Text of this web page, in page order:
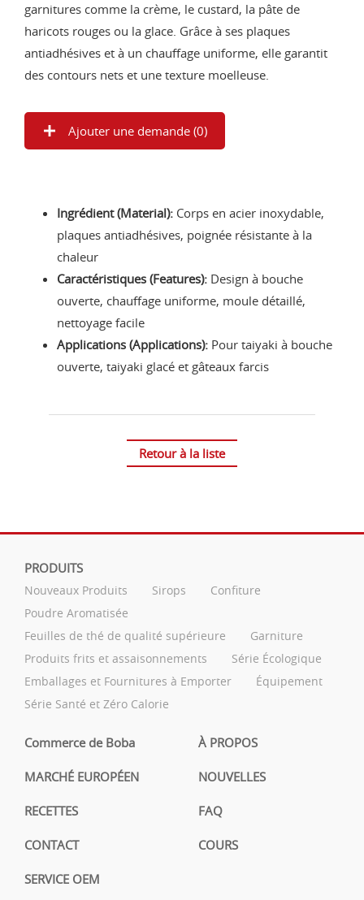
garnitures comme la crème, le custard, la pâte de
haricots rouges ou la glace. Grâce à ses plaques
antiadhésives et à un chauffage uniforme, elle garantit
des contours nets et une texture moelleuse.
Ajouter une demande (0)
Ingrédient (Material): Corps en acier inoxydable,
plaques antiadhésives, poignée résistante à la
chaleur
Caractéristiques (Features): Design à bouche
ouverte, chauffage uniforme, moule détaillé,
nettoyage facile
Applications (Applications): Pour taiyaki à bouche
ouverte, taiyaki glacé et gâteaux farcis
Retour à la liste
PRODUITS
Nouveaux Produits Sirops
Confiture
Poudre Aromatisée
Feuilles de thé de qualité supérieure
Garniture
Produits frits et assaisonnements
Série Écologique
Emballages et Fournitures à Emporter
Équipement
Série Santé et Zéro Calorie
Commerce de Boba À PROPOS
MARCHÉ EUROPÉEN NOUVELLES
RECETTES FAQ
CONTACT COURS
SERVICE OEM